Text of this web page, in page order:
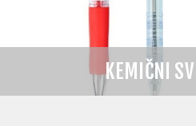
KEMIČNI